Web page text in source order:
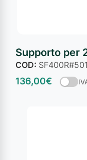
Supporto per
COD:
136,00€